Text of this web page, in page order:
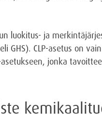
luokitus- ja
GHS). CLP-asetus on
jonka